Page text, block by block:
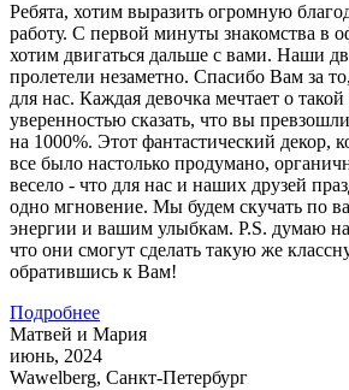
Ребята, хотим выразить огромную
работу. С первой минуты знакомства в
хотим двигаться дальше с вами. Наши
пролетели незаметно. Спасибо Вам за
для нас. Каждая девочка мечтает о
уверенностью сказать, что вы
на 1000%. Этот фантастический декор,
все было настолько продумано,
весело - что для нас и наших друзей
одно мгновение. Мы будем скучать по
энергии и вашим улыбкам. P.S. думаю
что они смогут сделать такую же
обратившись к Вам!
Подробнее
Матвей и Мария
июнь, 2024
Wawelberg, Санкт-Петербург